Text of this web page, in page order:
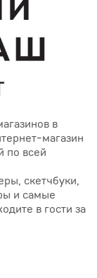
в
магазин
по всей
скетчбуки,
и самые
в гости за